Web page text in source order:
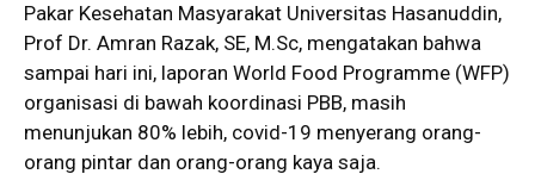
Pakar Kesehatan Masyarakat Universitas Hasanuddin,
Prof Dr. Amran Razak, SE, M.Sc, mengatakan bahwa
sampai hari ini, laporan World Food Programme (WFP)
organisasi di bawah koordinasi PBB, masih
menunjukan 80% lebih, covid-19 menyerang orang-
orang pintar dan orang-orang kaya saja.